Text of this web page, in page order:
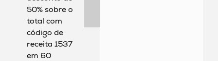
50% sobre o
total com
código de
receita 1537
em 60